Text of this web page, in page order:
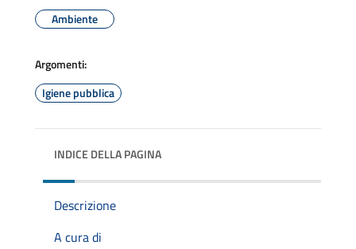
Ambiente
Argomenti:
Igiene pubblica
INDICE DELLA PAGINA
Descrizione
A cura di